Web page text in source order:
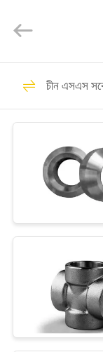
পণ্য
আমাদের
সম্পর্কে
কারখানা
নিয়ন্ত্রণ
সরবরাহকারী.
Copyright
-
industrialsteelpipefittings.com.
Reserved.
শিল্প
চীন এসএস